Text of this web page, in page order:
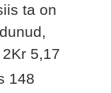
ta on
2Kr 5,17
148